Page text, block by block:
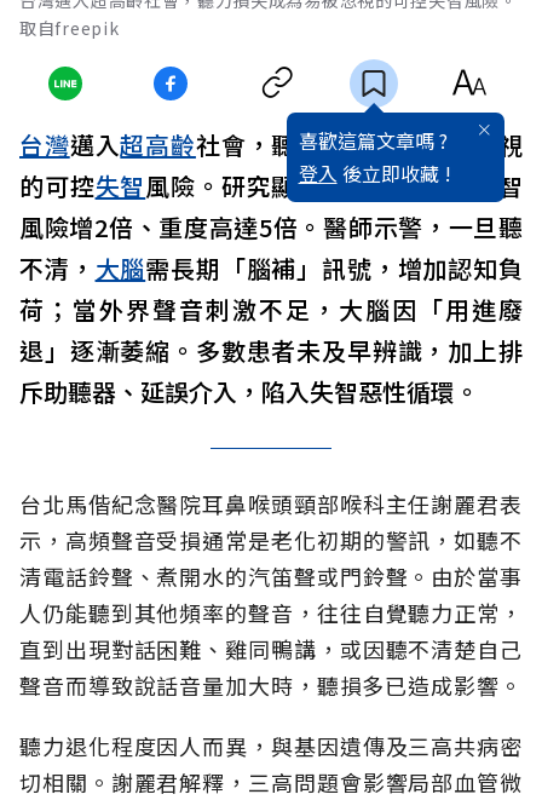
取自freepik
喜歡這篇文章嗎 ?
登入 後立即收藏 !
台灣邁入超高齡社會，聽力損失成為易被忽視
的可控失智風險。研究顯示，輕度聽損使失智
風險增2倍、重度高達5倍。醫師示警，一旦聽
不清， 大腦需長期「腦補」訊號，增加認知負
荷；當外界聲音刺激不足，大腦因「用進廢
退」逐漸萎縮。多數患者未及早辨識，加上排
斥助聽器、延誤介入，陷入失智惡性循環。
台北馬偕紀念醫院耳鼻喉頭頸部喉科主任謝麗君表
示，高頻聲音受損通常是老化初期的警訊，如聽不
清電話鈴聲、煮開水的汽笛聲或門鈴聲。由於當事
人仍能聽到其他頻率的聲音，往往自覺聽力正常，
直到出現對話困難、雞同鴨講，或因聽不清楚自己
聲音而導致說話音量加大時，聽損多已造成影響。
聽力退化程度因人而異，與基因遺傳及三高共病密
切相關。謝麗君解釋，三高問題會影響局部血管微